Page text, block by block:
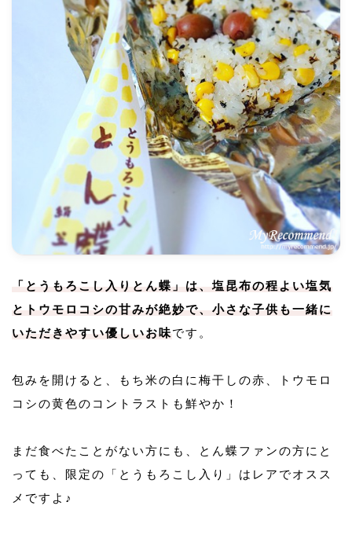
「とうもろこし入りとん蝶」は、塩昆布の程よい塩気
とトウモロコシの甘みが絶妙で、小さな子供も一緒に
いただきやすい優しいお味です。
包みを開けると、もち米の白に梅干しの赤、トウモロ
コシの黄色のコントラストも鮮やか！
まだ食べたことがない方にも、とん蝶ファンの方にと
っても、限定の「とうもろこし入り」はレアでオスス
メですよ♪